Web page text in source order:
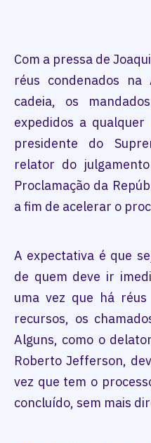
Com a pressa de
réus condenados
cadeia, os
expedidos a
presidente do
relator do
Proclamação da
a fim de acelerar o
A expectativa é que
de quem deve ir
uma vez que há
recursos, os
Alguns, como o
Roberto Jefferson,
vez que tem o
concluído, sem mais